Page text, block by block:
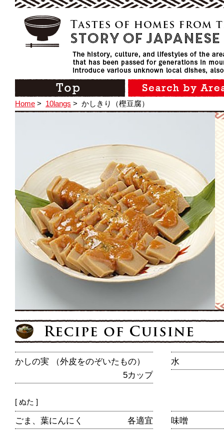
Home > 10langs > かしきり（樫豆腐）
かしの実 （外皮をのぞいたもの）
5カップ
水
[ ぬた ]
ごま、葉にんにく 各適宜
味噌